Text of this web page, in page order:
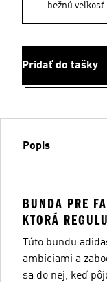
bežnú veľkosť.
Pridať do tašky
Popis
BUNDA PRE
KTORÁ
Túto bundu
ambíciami a
sa do nej, keď